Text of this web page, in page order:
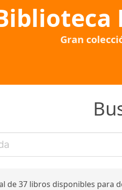
Gran
de 37 libros disponibles para